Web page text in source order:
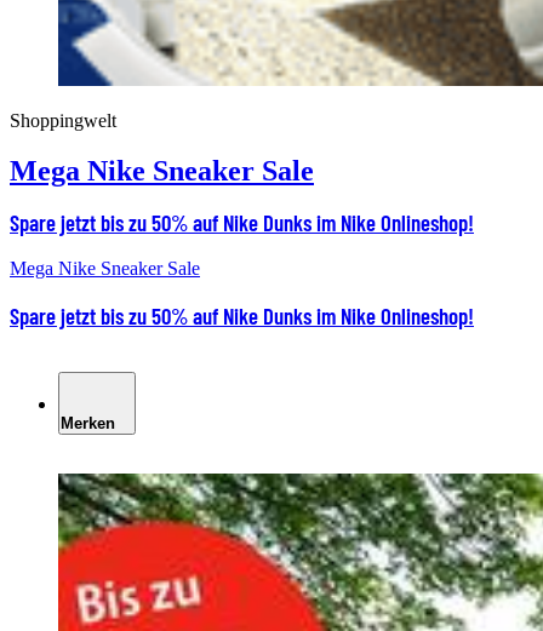
Shoppingwelt
Mega Nike Sneaker Sale
Spare jetzt bis zu 50% auf Nike Dunks im Nike Onlineshop!
Mega Nike Sneaker Sale
Spare jetzt bis zu 50% auf Nike Dunks im Nike Onlineshop!
Merken